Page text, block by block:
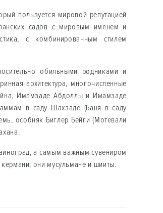
пользуется мировой репутацией
садов с мировым именем и
с комбинированным стилем
обильными родниками и
архитектура, многочисленные
Имамзаде Абдоллы и Имамзаде
в саду Шахзаде (Баня в саду
особняк Биглер Бейги (Мотевали
а самым важным сувениром
они мусульмане и шииты.